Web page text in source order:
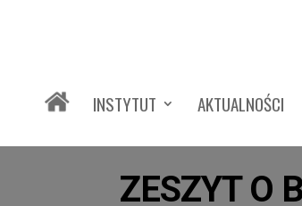
INSTYTUT AKTUALNOŚCI
ZESZYT O